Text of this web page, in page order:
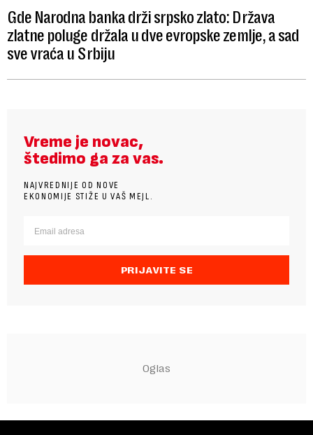
Gde Narodna banka drži srpsko zlato: Država
zlatne poluge držala u dve evropske zemlje, a sad
sve vraća u Srbiju
Vreme je novac,
štedimo ga za vas.
NAJVREDNIJE OD NOVE
EKONOMIJE STIŽE U VAŠ MEJL.
PRIJAVITE SE